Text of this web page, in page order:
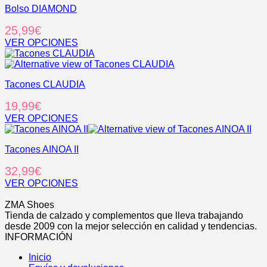
elegir
la
página
de
producto
múltiples
Las
opciones
se
pueden
en
página
de
producto
Bolso DIAMOND
25,99€
VER OPCIONES
Este
producto
múltiples
Las
opciones
se
elegir
la
página
producto
Tacones CLAUDIA
19,99€
VER OPCIONES
Este
tiene
variantes.
Las
se
pueden
elegir
en
página
Tacones AINOA II
32,99€
VER OPCIONES
producto
tiene
múltiples
variantes.
opciones
ZMA Shoes
Tienda de calzado y complementos que lleva trabajando
desde 2009 con la mejor selección en calidad y tendencias.
INFORMACIÓN
Inicio